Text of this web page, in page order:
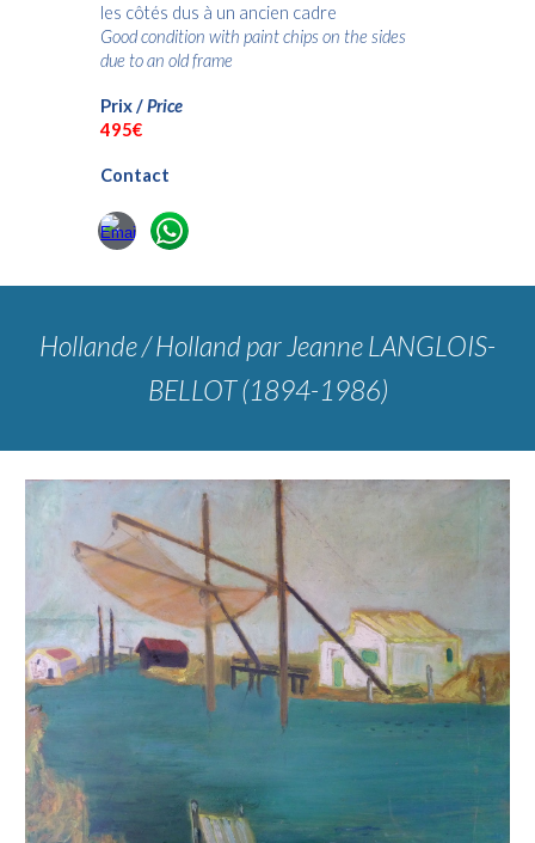
les côtés dus à un ancien cadre
Good condition with paint chips on the sides
due to an old frame
Prix /Price
495€
Contact
Hollande / Holland par Jeanne LANGLOIS-
BELLOT (1894-1986)